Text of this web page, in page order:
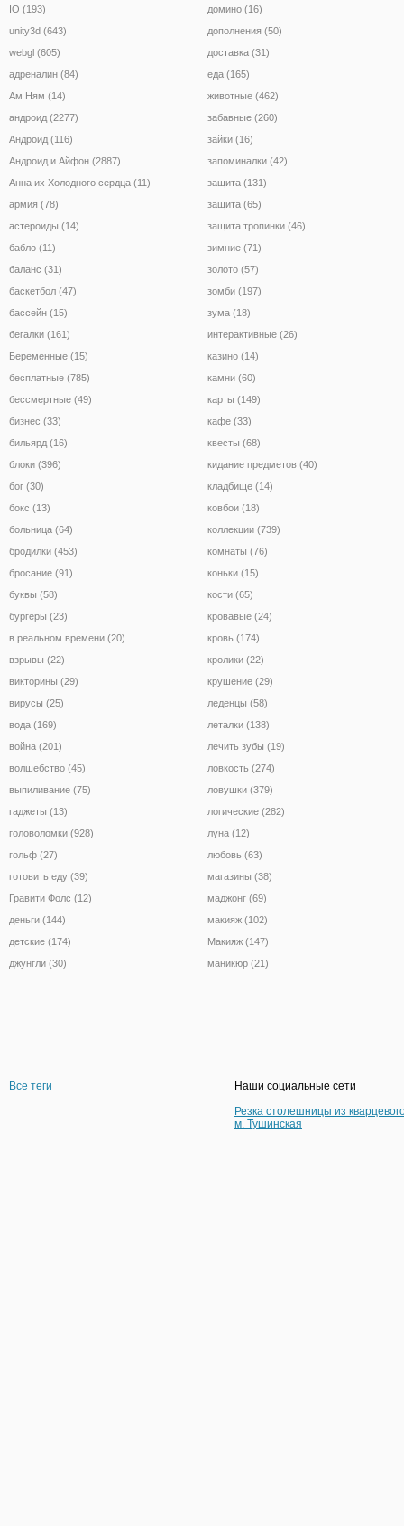
IO (193)
unity3d (643)
webgl (605)
адреналин (84)
Ам Ням (14)
андроид (2277)
Андроид (116)
Андроид и Айфон (2887)
Анна их Холодного сердца (11)
армия (78)
астероиды (14)
бабло (11)
баланс (31)
баскетбол (47)
бассейн (15)
бегалки (161)
Беременные (15)
бесплатные (785)
бессмертные (49)
бизнес (33)
бильярд (16)
блоки (396)
бог (30)
бокс (13)
больница (64)
бродилки (453)
бросание (91)
буквы (58)
бургеры (23)
в реальном времени (20)
взрывы (22)
викторины (29)
вирусы (25)
вода (169)
война (201)
волшебство (45)
выпиливание (75)
гаджеты (13)
головоломки (928)
гольф (27)
готовить еду (39)
Гравити Фолс (12)
деньги (144)
детские (174)
джунгли (30)
домино (16)
дополнения (50)
доставка (31)
еда (165)
животные (462)
забавные (260)
зайки (16)
запоминалки (42)
защита (131)
защита (65)
защита тропинки (46)
зимние (71)
золото (57)
зомби (197)
зума (18)
интерактивные (26)
казино (14)
камни (60)
карты (149)
кафе (33)
квесты (68)
кидание предметов (40)
кладбище (14)
ковбои (18)
коллекции (739)
комнаты (76)
коньки (15)
кости (65)
кровавые (24)
кровь (174)
кролики (22)
крушение (29)
леденцы (58)
леталки (138)
лечить зубы (19)
ловкость (274)
ловушки (379)
логические (282)
луна (12)
любовь (63)
магазины (38)
маджонг (69)
макияж (102)
Макияж (147)
маникюр (21)
Все теги
Наши социальные сети
Резка столешницы из
м. Тушинская